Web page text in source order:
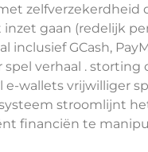
gaan (redelijk
inclusief GCash,
verhaal .
e-wallets vrijwilliger
stroomlijnt
financiën te